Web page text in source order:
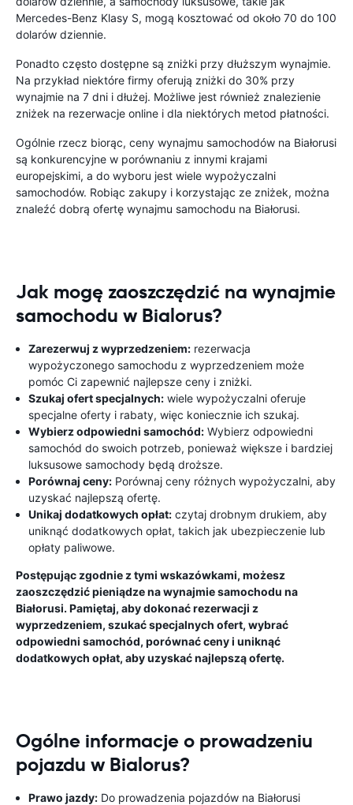
Mercedes-Benz Klasy S, mogą kosztować od około 70 do 100
dolarów dziennie.
Ponadto często dostępne są zniżki przy dłuższym wynajmie.
Na przykład niektóre firmy oferują zniżki do 30% przy
wynajmie na 7 dni i dłużej. Możliwe jest również znalezienie
zniżek na rezerwacje online i dla niektórych metod płatności.
Ogólnie rzecz biorąc, ceny wynajmu samochodów na Białorusi
są konkurencyjne w porównaniu z innymi krajami
europejskimi, a do wyboru jest wiele wypożyczalni
samochodów. Robiąc zakupy i korzystając ze zniżek, można
znaleźć dobrą ofertę wynajmu samochodu na Białorusi.
Jak mogę zaoszczędzić na wynajmie
samochodu w Bialorus?
Zarezerwuj z wyprzedzeniem: rezerwacja
wypożyczonego samochodu z wyprzedzeniem może
pomóc Ci zapewnić najlepsze ceny i zniżki.
Szukaj ofert specjalnych: wiele wypożyczalni oferuje
specjalne oferty i rabaty, więc koniecznie ich szukaj.
Wybierz odpowiedni samochód: Wybierz odpowiedni
samochód do swoich potrzeb, ponieważ większe i bardziej
luksusowe samochody będą droższe.
Porównaj ceny: Porównaj ceny różnych wypożyczalni, aby
uzyskać najlepszą ofertę.
Unikaj dodatkowych opłat: czytaj drobnym drukiem, aby
uniknąć dodatkowych opłat, takich jak ubezpieczenie lub
opłaty paliwowe.
Postępując zgodnie z tymi wskazówkami, możesz
zaoszczędzić pieniądze na wynajmie samochodu na
Białorusi. Pamiętaj, aby dokonać rezerwacji z
wyprzedzeniem, szukać specjalnych ofert, wybrać
odpowiedni samochód, porównać ceny i uniknąć
dodatkowych opłat, aby uzyskać najlepszą ofertę.
Ogólne informacje o prowadzeniu
pojazdu w Bialorus?
Prawo jazdy: Do prowadzenia pojazdów na Białorusi